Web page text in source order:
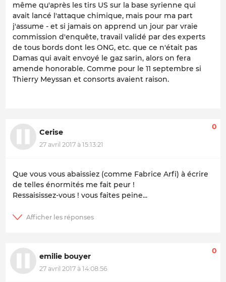
même qu'après les tirs US sur la base syrienne qui
avait lancé l'attaque chimique, mais pour ma part
j'assume - et si jamais on apprend un jour par vraie
commission d'enquête, travail validé par des experts
de tous bords dont les ONG, etc. que ce n'était pas
Damas qui avait envoyé le gaz sarin, alors on fera
amende honorable. Comme pour le 11 septembre si
Thierry Meyssan et consorts avaient raison.
Cerise
27 avril 2017 à 15:13:21
0
Que vous vous abaissiez (comme Fabrice Arfi) à écrire
de telles énormités me fait peur !
Ressaisissez-vous ! vous faites peine...
emilie bouyer
27 avril 2017 à 14:08:56
0